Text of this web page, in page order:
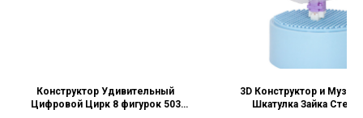
Конструктор Удивительный
Цифровой Цирк 8 фигурок 503
3D Конструктор и
Шкатулка Зайка